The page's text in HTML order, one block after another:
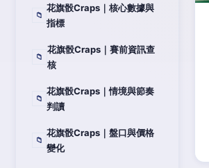
📁
花旗骰Craps｜核心數據與
指標
📁
花旗骰Craps｜賽前資訊查
核
📁
花旗骰Craps｜情境與節奏
判讀
📁
花旗骰Craps｜盤口與價格
變化